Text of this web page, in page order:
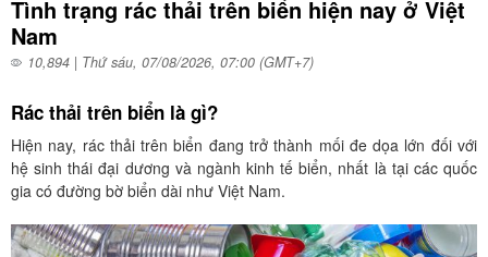
Tình trạng rác thải trên biển hiện nay ở Việt
Nam
10,894 | Thứ sáu, 07/08/2026, 07:00 (GMT+7)
Rác thải trên biển là gì?
Hiện nay, rác thải trên biển đang trở thành mối đe dọa lớn đối với
hệ sinh thái đại dương và ngành kinh tế biển, nhất là tại các quốc
gia có đường bờ biển dài như Việt Nam.